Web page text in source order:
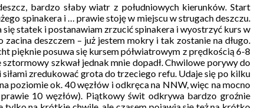
bardzo słaby wiatr z południowych kierunków. Start
spinakera i … prawie stoję w miejscu w strugach deszczu.
statek i postanawiam zrzucić spinakera i wyostrzyć kurs w
deszczem – już jestem mokry i tak zostanie na długo.
pięknie posuwa się kursem półwiatrowym z prędkością 6-8
szkwał jednak mnie dopadł. Chwilowe porywy do
zredukować grota do trzeciego refu. Udaje się po kilku
poziomie ok. 40 węzłów i odkręca na NNW, więc na mocno
10 węzłów). Piątkowy świt odkrywa bardzo groźnie